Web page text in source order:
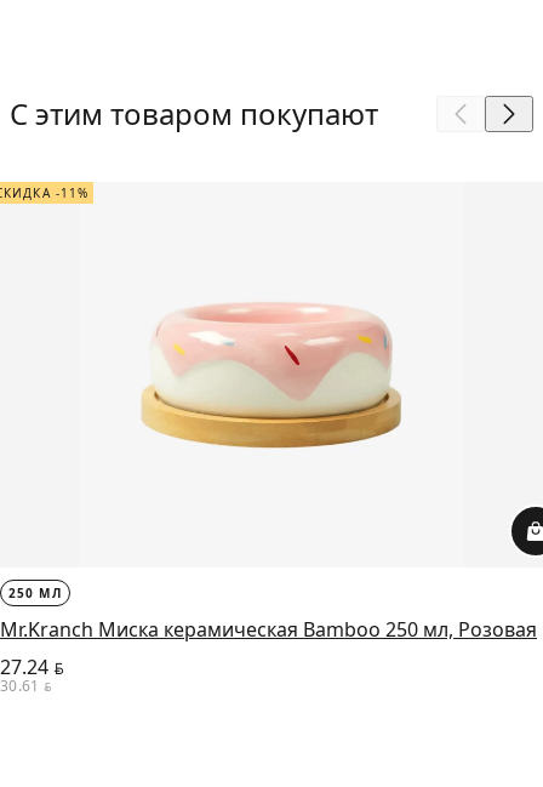
С этим товаром покупают
-11%
250 МЛ
Mr.Kranch Миска керамическая Bamboo 250 мл, Розовая
27.24 BYN
30.61 BYN